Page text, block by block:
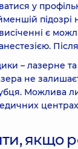
у
підозрі
є
– лазерне
не
Можлива
центрах
якщо